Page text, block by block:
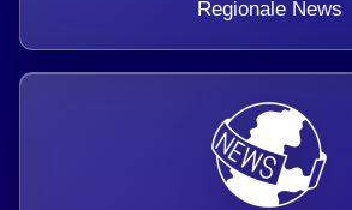
Regionale News